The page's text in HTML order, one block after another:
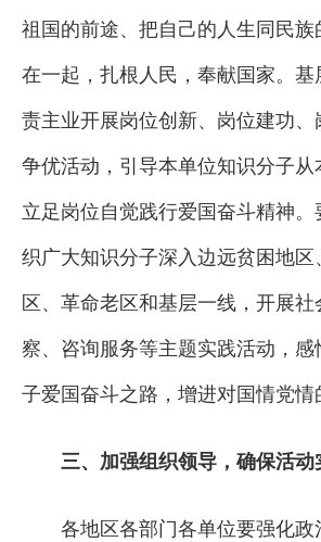
祖国的前途、把自己的人生同民
在一起，扎根人民，奉献国家。基
责主业开展岗位创新、岗位建功
争优活动，引导本单位知识分子从
立足岗位自觉践行爱国奋斗精神。
织广大知识分子深入边远贫困地区
区、革命老区和基层一线，开展
察、咨询服务等主题实践活动，感
子爱国奋斗之路，增进对国情党情
三、加强组织领导，确保活动
各地区各部门各单位要强化政